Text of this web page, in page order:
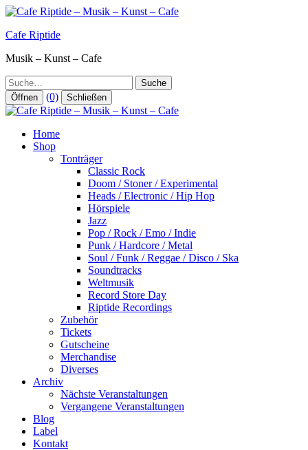
Zum
springen
Cafe Riptide
Musik – Kunst – Cafe
Suche
Öffnen (0) Schließen
Home
Shop
Tonträger
Classic Rock
Doom / Stoner / Experimental
Heads / Electronic / Hip Hop
Hörspiele
Jazz
Pop / Rock / Emo / Indie
Punk / Hardcore / Metal
Soul / Funk / Reggae / Disco / Ska
Soundtracks
Weltmusik
Record Store Day
Riptide Recordings
Zubehör
Tickets
Gutscheine
Merchandise
Diverses
Archiv
Nächste Veranstaltungen
Vergangene Veranstaltungen
Blog
Label
Kontakt